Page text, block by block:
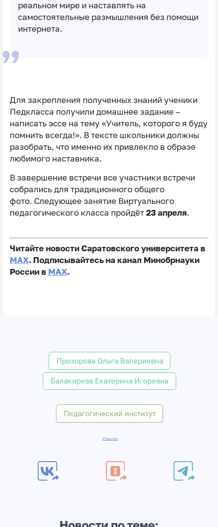
реальном мире и наставлять на
самостоятельные размышления без помощи
интернета.
Для закрепления полученных знаний ученики
Педкласса получили домашнее задание –
написать эссе на тему «Учитель, которого я буду
помнить всегда!». В тексте школьники должны
разобрать, что именно их привлекло в образе
любимого наставника.
В завершение встречи все участники встречи
собрались для традиционного общего
фото. Следующее занятие Виртуального
педагогического класса пройдёт 23 апреля.
Читайте новости Саратовского университета в
MAX. Подписывайтесь на канал Минобрнауки
России в MAX.
Прозорова Ольга Валериевна
Балакирева Екатерина Игоревна
Педагогический институт
#Педкласс